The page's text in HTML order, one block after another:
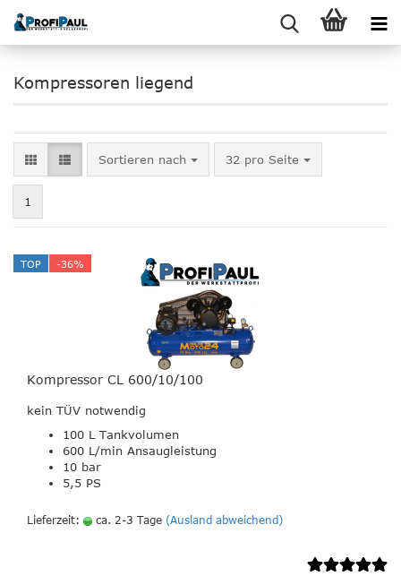
Kompressoren liegend
Sortieren nach
Sortieren nach 32 pro Seite
pro Seite
1
TOP -36%
Kompressor CL 600/10/100
kein TÜV notwendig
100 L Tankvolumen
600 L/min Ansaugleistung
10 bar
5,5 PS
Lieferzeit: ca. 2-3 Tage (Ausland abweichend)